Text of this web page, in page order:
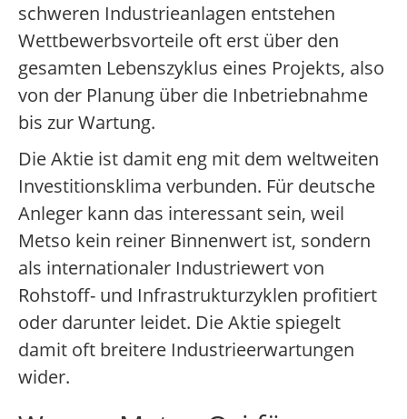
schweren Industrieanlagen entstehen
Wettbewerbsvorteile oft erst über den
gesamten Lebenszyklus eines Projekts, also
von der Planung über die Inbetriebnahme
bis zur Wartung.
Die Aktie ist damit eng mit dem weltweiten
Investitionsklima verbunden. Für deutsche
Anleger kann das interessant sein, weil
Metso kein reiner Binnenwert ist, sondern
als internationaler Industriewert von
Rohstoff- und Infrastrukturzyklen profitiert
oder darunter leidet. Die Aktie spiegelt
damit oft breitere Industrieerwartungen
wider.